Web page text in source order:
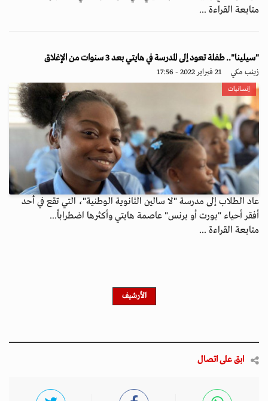
متابعة القراءة ...
"سيلينا".. طفلة تعود إلى المدرسة في هايتي بعد 3 سنوات من الإغلاق
زينب مكي 21 فبراير 2022 - 17:56
إنسانيات
عاد الطلاب إلى مدرسة "لا سالين الثانوية الوطنية"، التي تقع في أحد
أفقر أحياء "بورت أو برنس" عاصمة هايتي وأكثرها اضطراباً...
متابعة القراءة ...
الأرشيف
ابق على اتصال